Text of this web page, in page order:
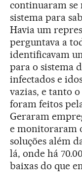
continuaram se
sistema para
Havia um
perguntava a
identificavam
para o sistema
infectados e
vazias, e tanto
foram feitos
Geraram
e monitoraram
soluções além
lá, onde há
baixas do que